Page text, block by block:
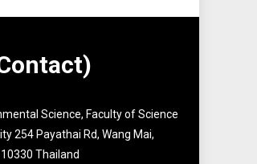
Science, Faculty of Science
254 Payathai Rd, Wang Mai,
Thailand